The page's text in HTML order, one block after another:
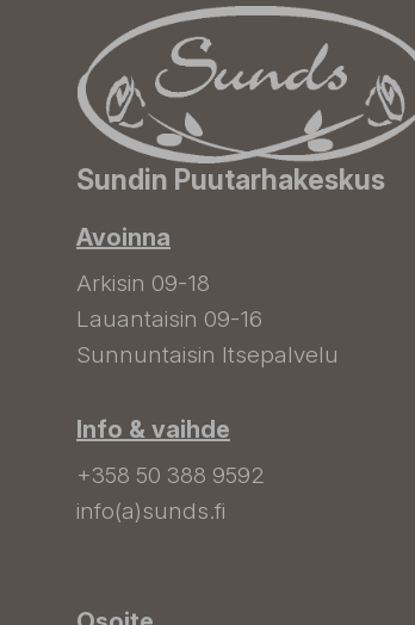
Sundin Puutarhakeskus
Avoinna
Arkisin 09-18
Lauantaisin 09-16
Sunnuntaisin Itsepalvelu
Info & vaihde
+358 50 388 9592
info(a)sunds.fi